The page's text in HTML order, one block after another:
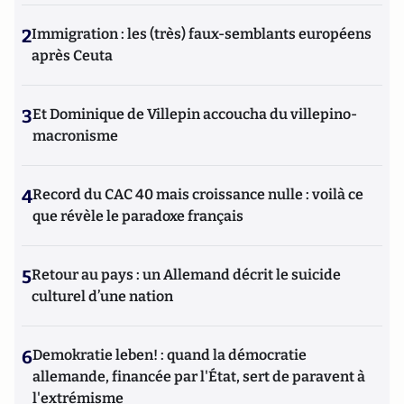
2Immigration : les (très) faux-semblants européens
après Ceuta
3Et Dominique de Villepin accoucha du villepino-
macronisme
4Record du CAC 40 mais croissance nulle : voilà ce
que révèle le paradoxe français
5Retour au pays : un Allemand décrit le suicide
culturel d’une nation
6Demokratie leben! : quand la démocratie
allemande, financée par l'État, sert de paravent à
l'extrémisme